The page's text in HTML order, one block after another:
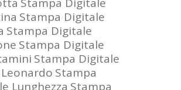
Stampa Digitale
Stampa Digitale
Stampa Digitale
Stampa Digitale
Stampa
Lunghezza Stampa